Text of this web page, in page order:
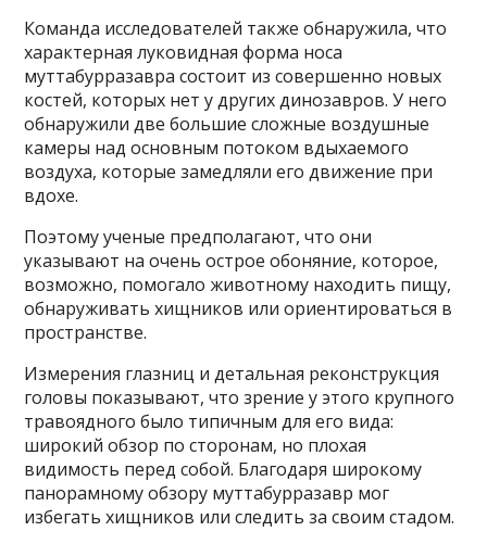
Команда исследователей также обнаружила, что
характерная луковидная форма носа
муттабурразавра состоит из совершенно новых
костей, которых нет у других динозавров. У него
обнаружили две большие сложные воздушные
камеры над основным потоком вдыхаемого
воздуха, которые замедляли его движение при
вдохе.
Поэтому ученые предполагают, что они
указывают на очень острое обоняние, которое,
возможно, помогало животному находить пищу,
обнаруживать хищников или ориентироваться в
пространстве.
Измерения глазниц и детальная реконструкция
головы показывают, что зрение у этого крупного
травоядного было типичным для его вида:
широкий обзор по сторонам, но плохая
видимость перед собой. Благодаря широкому
панорамному обзору муттабурразавр мог
избегать хищников или следить за своим стадом.